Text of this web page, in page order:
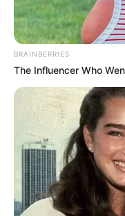
Kapitalanlagen:
Wer sein Geld mit
risikoarme
Wäre es nicht
Generäle mit
statt mit ihren
zu ermorden?
BRAINBERRIES
The Influencer Who